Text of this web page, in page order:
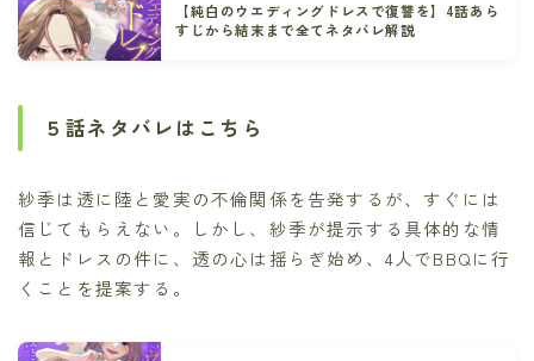
【純白のウエディングドレスで復讐を】4話あら
すじから結末まで全てネタバレ解説
５話ネタバレはこちら
紗季は透に陸と愛実の不倫関係を告発するが、すぐには
信じてもらえない。しかし、紗季が提示する具体的な情
報とドレスの件に、透の心は揺らぎ始め、4人でBBQに行
くことを提案する。